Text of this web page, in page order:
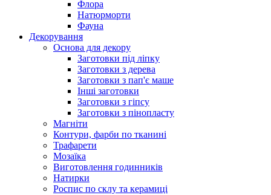
Флора
Натюрморти
Фауна
Декорування
Основа для декору
Заготовки під ліпку
Заготовки з дерева
Заготовки з пап'є маше
Інші заготовки
Заготовки з гіпсу
Заготовки з пінопласту
Магніти
Контури, фарби по тканині
Трафарети
Мозаїка
Виготовлення годинників
Натирки
Роспис по склу та керамиці